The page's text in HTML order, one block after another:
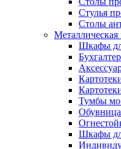
Стулья
Столы
Металлическая
Шкафы
Тумбы
Обувница
Шкафы